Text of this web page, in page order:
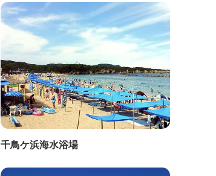
千鳥ケ浜海水浴場